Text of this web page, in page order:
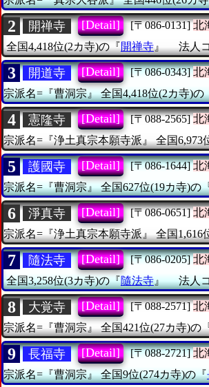
2 開禅寺 [Detail] [〒086-0131] 北
全国4,418位(2カ寺)の『開禅寺 』 法人
3 開道寺 [Detail] [〒086-0343] 北
宗派名=『曹洞宗』 全国4,418位(2カ寺)の
4 憲隆寺 [Detail] [〒088-2565] 北
宗派名=『浄土真宗本願寺派』
全国6,973
5 護國寺 [Detail] [〒086-1644] 北
宗派名=『曹洞宗』 全国627位(19カ寺)の
6 淨真寺 [Detail] [〒086-0651] 北
宗派名=『浄土真宗本願寺派』
全国1,616
7 隨法寺 [Detail] [〒086-0205] 北
全国3,258位(3カ寺)の『隨法寺』 法人
8 大覚寺 [Detail] [〒088-2571] 北
宗派名=『曹洞宗』
全国421位(27カ寺)の
9 長福寺 [Detail] [〒088-2721] 北
宗派名=『曹洞宗』 全国9位(274カ寺)の『